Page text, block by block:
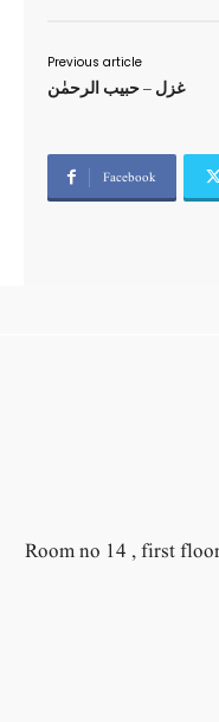
Previous article
غزل – حبیب الرحمٰن
Facebook
Room no 14 , first